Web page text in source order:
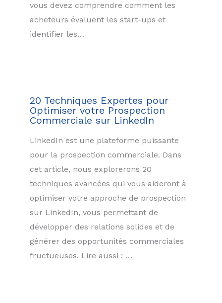
vous devez comprendre comment les
acheteurs évaluent les start-ups et
identifier les…
20 Techniques Expertes pour
Optimiser votre Prospection
Commerciale sur LinkedIn
LinkedIn est une plateforme puissante
pour la prospection commerciale. Dans
cet article, nous explorerons 20
techniques avancées qui vous aideront à
optimiser votre approche de prospection
sur LinkedIn, vous permettant de
développer des relations solides et de
générer des opportunités commerciales
fructueuses. Lire aussi : …